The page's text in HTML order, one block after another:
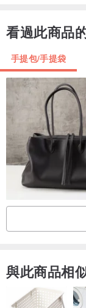
有趣的手作品。
這款軟木塞肌理極
空棉材料，設計師
可放入後面的袋內
的適合您的電腦，
看過此商品
手提包/手提袋
與此商品相